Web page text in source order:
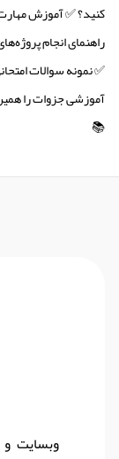
کنید؟ ✅ آموزش
راهنمای انجام
✅ نمونه سوالات
آموزشی جزوات را
📚
وبسایت